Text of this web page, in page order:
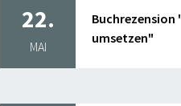
22.
MAI
Buchrezension
umsetzen"